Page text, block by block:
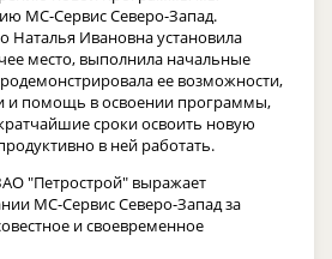
МС-Сервис Северо-Запад.
Наталья Ивановна установила
место, выполнила начальные
ее возможности,
и помощь в освоении программы,
сроки освоить новую
в ней работать.
"Петрострой" выражает
МС-Сервис Северо-Запад за
и своевременное